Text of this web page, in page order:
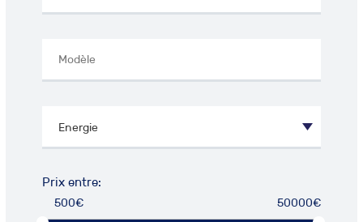
Prix entre:
500€ 50000€